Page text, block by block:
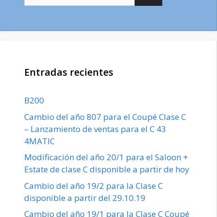
Entradas recientes
B200
Cambio del año 807 para el Coupé Clase C
– Lanzamiento de ventas para el C 43
4MATIC
Modificación del año 20/1 para el Saloon +
Estate de clase C disponible a partir de hoy
Cambio del año 19/2 para la Clase C
disponible a partir del 29.10.19
Cambio del año 19/1 para la Clase C Coupé